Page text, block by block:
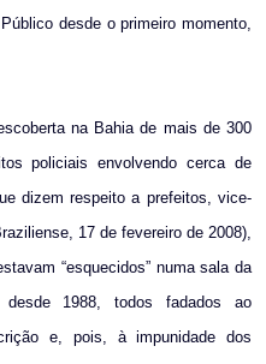
desde o primeiro momento,
na Bahia de mais de 300
policiais envolvendo cerca de
dizem respeito a prefeitos, vice-
17 de fevereiro de 2008),
“esquecidos” numa sala da
desde 1988, todos fadados ao
e, pois, à impunidade dos